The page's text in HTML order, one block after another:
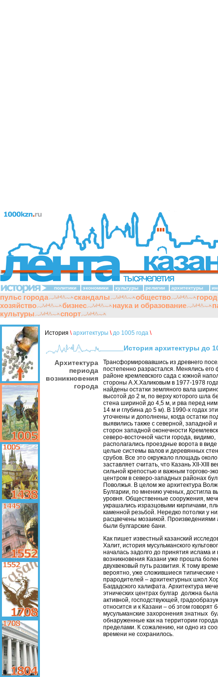
политики экономики культуры религии архитектуры
пульс города скандалы общество
хозяйство
бизнес наука и образование
культуры
спорт
История \ архитектуры \ до 1005 года \
История архитектуры до
Архитектура
периода
возникновения
города
Трансформировавшись из древнего
постепенно разрастался. Менялись его
районе кремлевского сада с южной
стороны А.Х.Халиковым в 1977-1978
найдены остатки земляного вала
высотой до 2 м, по верху которого шла
стена шириной до 4,5 м, и рва перед
14 м и глубина до 5 м). В 1990-х годах
уточнены и дополнены, когда остатки
выявились также с северной, западной
сторон западной оконечности
северо-восточной части города, видимо,
располагались проездные ворота в
целые системы валов и деревянных
срубов. Все это окружало площадь около
заставляет считать, что Казань XII-XIII
сильной крепостью и важным торгово-
центром в северо-западных районах
Поволжья. В целом же архитектура
Булгарии, по мнению ученых, достигла
уровня. Общественные сооружения,
украшались изразцовыми кирпичами,
каменной резьбой. Нередко потолки у
расцвечены мозаикой. Произведениями
были булгарские бани.
Как пишет известный казанский
Халит, история мусульманского
началась задолго до принятия ислама и
возникновения Казани уже прошла
двухвековый путь развития. К тому
вероятно, уже сложившиеся типические
прародителей – архитектурных школ
Багдадского халифата. Архитектура
этнических центрах булгар должна
активной, господствующей,
относится и к Казани – об этом говорят
мусульманские захоронения знатных
обнаруженные как на территории
пределами. К сожалению, ни одно из
времени не сохранилось.